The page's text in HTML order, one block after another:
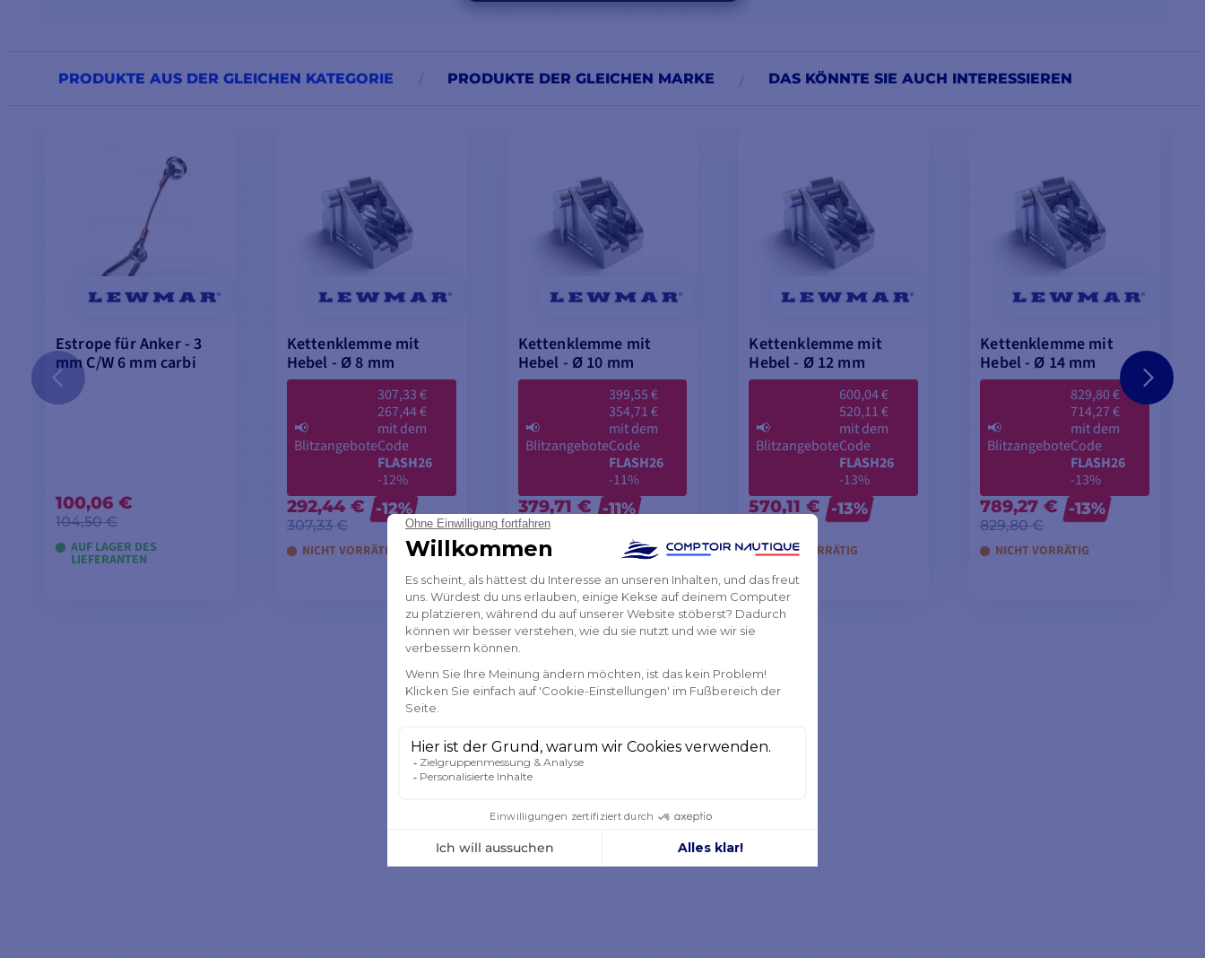
PRODUKTE AUS DER GLEICHEN KATEGORIE PRODUKTE DER GLEICHEN MARKE DAS KÖNNTE SIE AUCH INTERESSIEREN
Estrope für Anker - 3
mm C/W 6 mm carbi
100,06 €
104,50 €
AUF LAGER DES
LIEFERANTEN
Kettenklemme mit
Hebel - Ø 8 mm
📢
Blitzangebote
307,33 €
267,44 €
mit dem
Code
FLASH26
-12%
292,44 €
307,33 €
-12%
NICHT VORRÄTIG
IN DEN WARENKORB
Kettenklemme mit
Hebel - Ø 10 mm
📢
Blitzangebote
399,55 €
354,71 €
mit dem
Code
FLASH26
-11%
379,71 €
399,55 €
-11%
NICHT VORRÄTIG
IN DEN WARENKORB
Kettenklemme mit
Hebel - Ø 12 mm
📢
Blitzangebote
600,04 €
520,11 €
mit dem
Code
FLASH26
-13%
570,11 € -13%
NICHT VORRÄTIG
Kettenklemme mit
Hebel - Ø 14 mm
📢
Blitzangebote
829,80 €
714,27 €
mit dem
Code
FLASH26
-13%
789,27 €
829,80 €
-13%
NICHT VORRÄTIG